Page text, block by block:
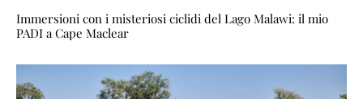
Immersioni con i misteriosi ciclidi del Lago Malawi: il mio
PADI a Cape Maclear